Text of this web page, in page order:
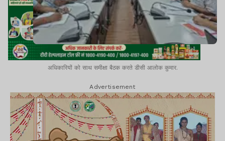
अधिकारियों को साथ समीक्षा बैठक करते डीसी आलोक कुमार.
Advertisement